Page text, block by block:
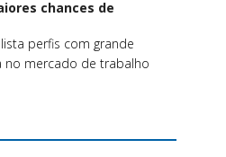
chances de
perfis com grande
no mercado de trabalho